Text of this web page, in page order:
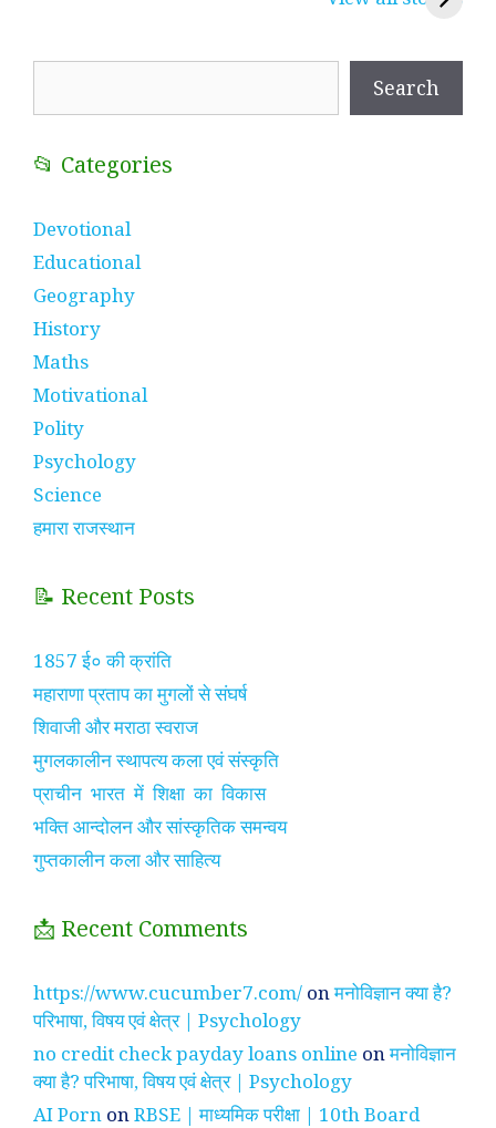
Search
📂 Categories
Devotional
Educational
Geography
History
Maths
Motivational
Polity
Psychology
Science
हमारा राजस्थान
📝 Recent Posts
1857 ई० की क्रांति
महाराणा प्रताप का मुगलों से संघर्ष
शिवाजी और मराठा स्वराज
मुगलकालीन स्थापत्य कला एवं संस्कृति
प्राचीन भारत में शिक्षा का विकास
भक्ति आन्दोलन और सांस्कृतिक समन्वय
गुप्तकालीन कला और साहित्य
📩 Recent Comments
https://www.cucumber7.com/ onमनोविज्ञान क्या है?
परिभाषा, विषय एवं क्षेत्र | Psychology
no credit check payday loans online onमनोविज्ञान
क्या है? परिभाषा, विषय एवं क्षेत्र | Psychology
AI Porn onRBSE | माध्यमिक परीक्षा | 10th Board